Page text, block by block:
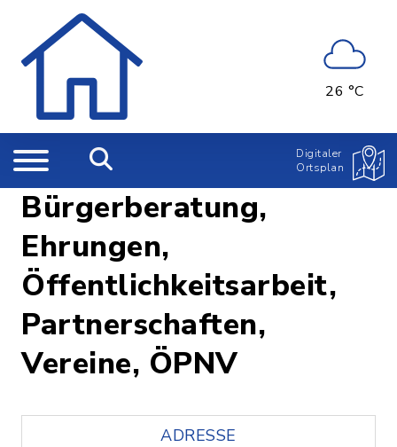
26 °C
Digitaler
Ortsplan
Bürgerberatung,
Ehrungen,
Öffentlichkeitsarbeit,
Partnerschaften,
Vereine, ÖPNV
ADRESSE